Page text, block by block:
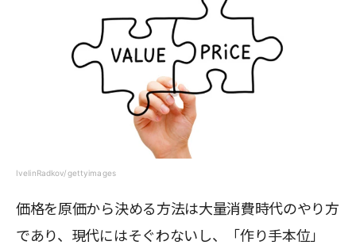
IvelinRadkov/gettyimages
価格を原価から決める方法は大量消費時代のやり方
であり、現代にはそぐわないし、「作り手本位」